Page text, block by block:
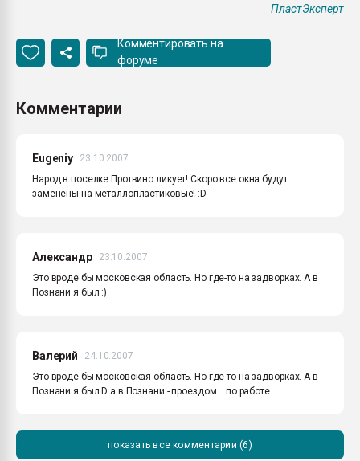
ПластЭксперт
Комментировать на
форуме
Комментарии
Eugeniy
23.10.2007
Народ в поселке Протвино ликует! Скоро все окна будут
заменены на металлопластиковые! :D
Александр
23.10.2007
Это вроде бы московская область. Но где-то на задворках. А в
Познани я был :)
Валерий
24.10.2007
Это вроде бы московская область. Но где-то на задворках. А в
Познани я был D а в Познани - проездом... по работе...
показать все комментарии (6)